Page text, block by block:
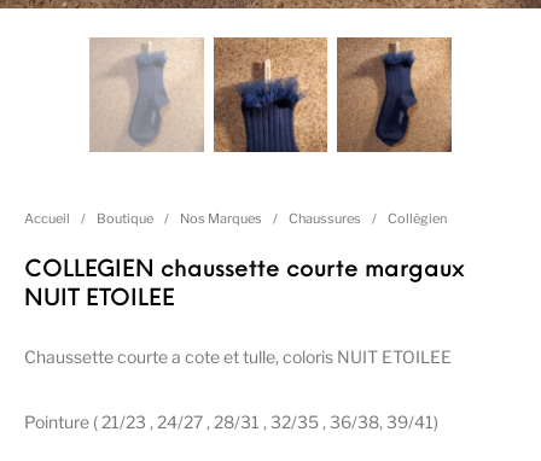
Accueil / Boutique / Nos Marques / Chaussures / Collégien
COLLEGIEN chaussette courte margaux
NUIT ETOILEE
Chaussette courte a cote et tulle, coloris NUIT ETOILEE
Pointure ( 21/23 , 24/27 , 28/31 , 32/35 , 36/38, 39/41)